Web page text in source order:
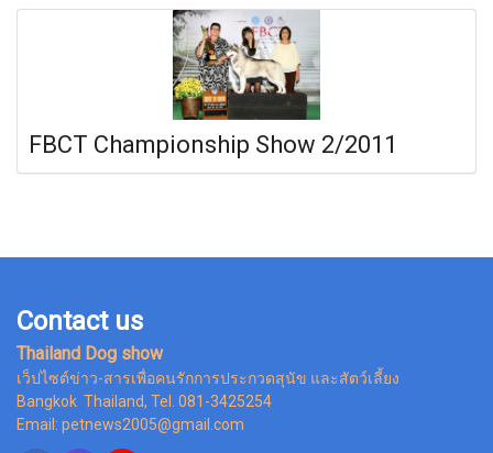
FBCT Championship Show 2/2011
Contact us
Thailand Dog show
เว็ปไซต์ข่าว-สารเพื่อคนรักการประกวดสุนัข และสัตว์เลี้ยง
Bangkok Thailand, Tel. 081-3425254
Email: petnews2005@gmail.com